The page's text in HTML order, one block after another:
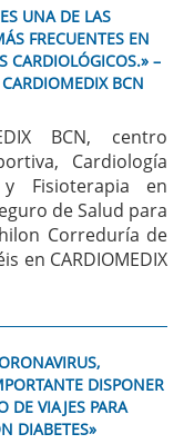
UNA DE LAS
FRECUENTES EN
CARDIOLÓGICOS.» –
BCN
BCN, centro
Cardiología
y Fisioterapia en
de Salud para
Correduría de
en CARDIOMEDIX
DISPONER
DE VIAJES PARA
DIABETES»